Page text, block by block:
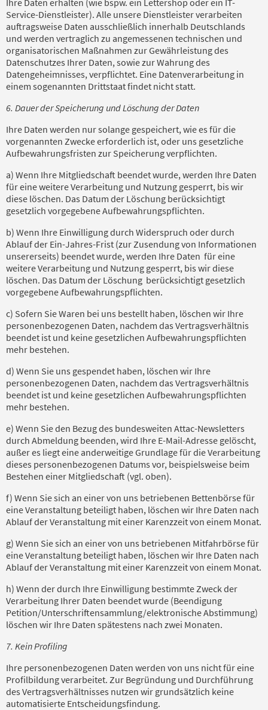
Service-Dienstleister). Alle unsere Dienstleister verarbeiten
auftragsweise Daten ausschließlich innerhalb Deutschlands
und werden vertraglich zu angemessenen technischen und
organisatorischen Maßnahmen zur Gewährleistung des
Datenschutzes Ihrer Daten, sowie zur Wahrung des
Datengeheimnisses, verpflichtet. Eine Datenverarbeitung in
einem sogenannten Drittstaat findet nicht statt.
6. Dauer der Speicherung und Löschung der Daten
Ihre Daten werden nur solange gespeichert, wie es für die
vorgenannten Zwecke erforderlich ist, oder uns gesetzliche
Aufbewahrungsfristen zur Speicherung verpflichten.
a) Wenn Ihre Mitgliedschaft beendet wurde, werden Ihre Daten
für eine weitere Verarbeitung und Nutzung gesperrt, bis wir
diese löschen. Das Datum der Löschung berücksichtigt
gesetzlich vorgegebene Aufbewahrungspflichten.
b) Wenn Ihre Einwilligung durch Widerspruch oder durch
Ablauf der Ein-Jahres-Frist (zur Zusendung von Informationen
unsererseits) beendet wurde, werden Ihre Daten für eine
weitere Verarbeitung und Nutzung gesperrt, bis wir diese
löschen. Das Datum der Löschung berücksichtigt gesetzlich
vorgegebene Aufbewahrungspflichten.
c) Sofern Sie Waren bei uns bestellt haben, löschen wir Ihre
personenbezogenen Daten, nachdem das Vertragsverhältnis
beendet ist und keine gesetzlichen Aufbewahrungspflichten
mehr bestehen.
d) Wenn Sie uns gespendet haben, löschen wir Ihre
personenbezogenen Daten, nachdem das Vertragsverhältnis
beendet ist und keine gesetzlichen Aufbewahrungspflichten
mehr bestehen.
e) Wenn Sie den Bezug des bundesweiten Attac-Newsletters
durch Abmeldung beenden, wird Ihre E-Mail-Adresse gelöscht,
außer es liegt eine anderweitige Grundlage für die Verarbeitung
dieses personenbezogenen Datums vor, beispielsweise beim
Bestehen einer Mitgliedschaft (vgl. oben).
f) Wenn Sie sich an einer von uns betriebenen Bettenbörse für
eine Veranstaltung beteiligt haben, löschen wir Ihre Daten nach
Ablauf der Veranstaltung mit einer Karenzzeit von einem Monat.
g) Wenn Sie sich an einer von uns betriebenen Mitfahrbörse für
eine Veranstaltung beteiligt haben, löschen wir Ihre Daten nach
Ablauf der Veranstaltung mit einer Karenzzeit von einem Monat.
h) Wenn der durch Ihre Einwilligung bestimmte Zweck der
Verarbeitung Ihrer Daten beendet wurde (Beendigung
Petition/Unterschriftensammlung/elektronische Abstimmung)
löschen wir Ihre Daten spätestens nach zwei Monaten.
7. Kein Profiling
Ihre personenbezogenen Daten werden von uns nicht für eine
Profilbildung verarbeitet. Zur Begründung und Durchführung
des Vertragsverhältnisses nutzen wir grundsätzlich keine
automatisierte Entscheidungsfindung.